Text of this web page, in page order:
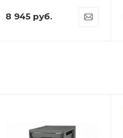
8 945руб.